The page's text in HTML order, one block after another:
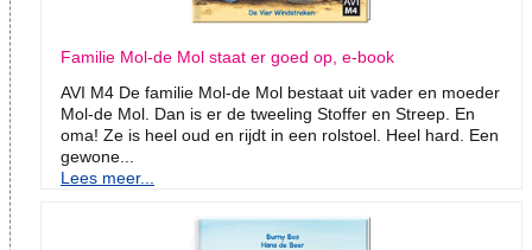
Familie Mol-de Mol staat er goed op, e-book
AVI M4 De familie Mol-de Mol bestaat uit vader en moeder
Mol-de Mol. Dan is er de tweeling Stoffer en Streep. En
oma! Ze is heel oud en rijdt in een rolstoel. Heel hard. Een
gewone...
Lees meer...